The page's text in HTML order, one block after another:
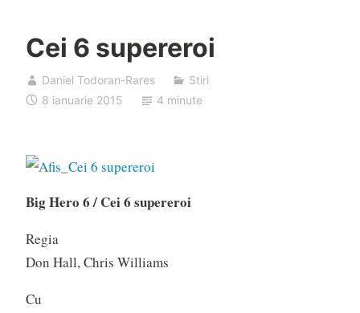
Cei 6 supereroi
Daniel Todoran-Rares
Stiri
8 ianuarie 2015
4 minute
Big Hero 6 / Cei 6 supereroi
Regia
Don Hall, Chris Williams
Cu